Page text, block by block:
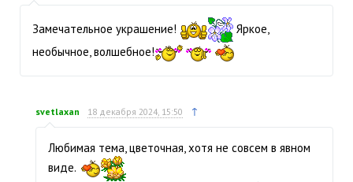
Замечательное украшение!
Яркое,
необычное, волшебное!
svetlaxan 18 декабря 2024, 15:50 ↑
Любимая тема, цветочная, хотя не совсем в явном
виде.